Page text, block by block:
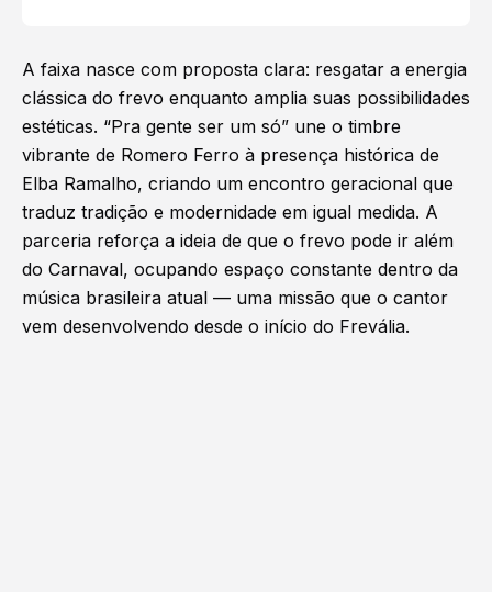
A faixa nasce com proposta clara: resgatar a energia
clássica do frevo enquanto amplia suas possibilidades
estéticas. “Pra gente ser um só” une o timbre
vibrante de Romero Ferro à presença histórica de
Elba Ramalho, criando um encontro geracional que
traduz tradição e modernidade em igual medida. A
parceria reforça a ideia de que o frevo pode ir além
do Carnaval, ocupando espaço constante dentro da
música brasileira atual — uma missão que o cantor
vem desenvolvendo desde o início do Frevália.